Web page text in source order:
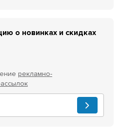
о новинках и скидках
рекламно-